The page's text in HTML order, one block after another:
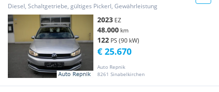
Diesel, Schaltgetriebe, gültiges Pickerl, Gewährleistung
2023 EZ
48.000 km
122 PS (90 kW)
Auto Repnik
8261 Sinabelkirchen
€ 25.670